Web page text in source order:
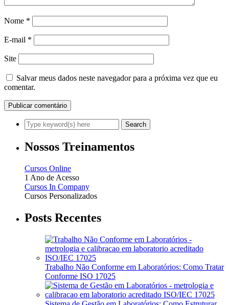
Nome *
E-mail *
Site
Salvar meus dados neste navegador para a próxima vez que eu
comentar.
Nossos Treinamentos
Cursos Online
1 Ano de Acesso
Cursos In Company
Cursos Personalizados
Posts Recentes
Trabalho Não Conforme em Laboratórios: Como Tratar
Conforme ISO 17025